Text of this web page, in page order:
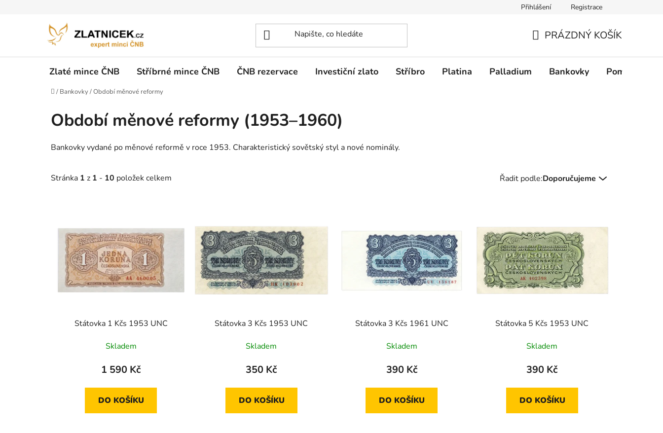
Přihlášení Registrace
PRÁZDNÝ KOŠÍK
Zlaté mince ČNB Stříbrné mince ČNB ČNB rezervace Investiční zlato Stříbro Platina Palladium Bankovky Pomůcky
Domů
/ Bankovky/Období měnové reformy
Období měnové reformy (1953–1960)
Bankovky vydané po měnové reformě v roce 1953. Charakteristický sovětský styl a nové nominály.
Stránka 1 z 1 - 10 položek celkem Řazení produktů
Řadit podle:Doporučujeme
Státovka 1 Kčs 1953 UNC
Skladem
1 590 Kč
DO KOŠÍKU
Státovka 3 Kčs 1953 UNC
Skladem
350 Kč
DO KOŠÍKU
Státovka 3 Kčs 1961 UNC
Skladem
390 Kč
DO KOŠÍKU
Státovka 5 Kčs 1953 UNC
Skladem
390 Kč
DO KOŠÍKU